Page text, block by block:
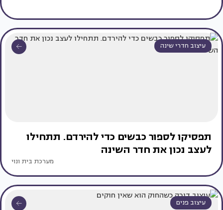
עיצוב חדרי שינה
תפסיקו לספור כבשים כדי להירדם. תתחילו
לעצב נכון את חדר השינה
מערכת בית ונוי
עיצוב פנים